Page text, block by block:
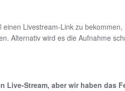
einen Livestream-Link zu
Alternativ wird es die Aufnahme
Live-Stream, aber wir haben das